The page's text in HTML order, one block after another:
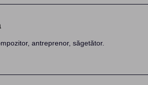
antreprenor, săgetător.